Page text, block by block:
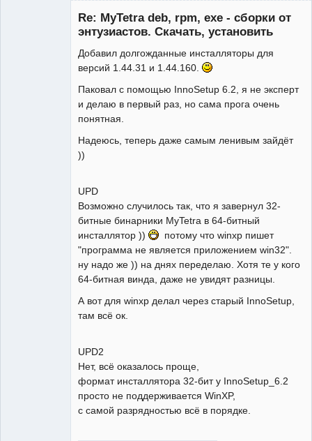
Re: MyTetra deb, rpm, exe - сборки от
энтузиастов. Скачать, установить
Добавил долгожданные инсталляторы для
версий 1.44.31 и 1.44.160.
Паковал с помощью InnoSetup 6.2, я не эксперт
и делаю в первый раз, но сама прога очень
понятная.
Надеюсь, теперь даже самым ленивым зайдёт
))
UPD
Возможно случилось так, что я завернул 32-
битные бинарники MyTetra в 64-битный
инсталлятор ))
потому что winxp пишет
"программа не является приложением win32".
ну надо же )) на днях переделаю. Хотя те у кого
64-битная винда, даже не увидят разницы.
А вот для winxp делал через старый InnoSetup,
там всё ок.
UPD2
Нет, всё оказалось проще,
формат инсталлятора 32-бит у InnoSetup_6.2
просто не поддерживается WinXP,
с самой разрядностью всё в порядке.